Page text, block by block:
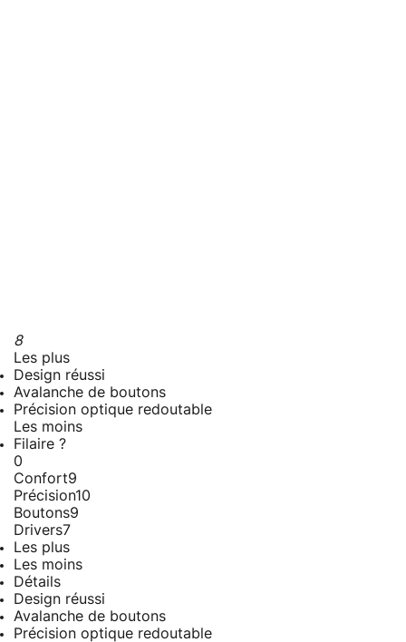
8
Les plus
Design réussi
Avalanche de boutons
Précision optique redoutable
Les moins
Filaire ?
0
Confort9
Précision10
Boutons9
Drivers7
Les plus
Les moins
Détails
Design réussi
Avalanche de boutons
Précision optique redoutable